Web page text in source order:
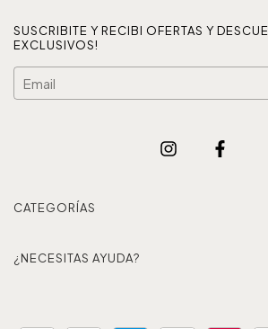
SUSCRIBITE Y RECIBI OFERTAS Y
EXCLUSIVOS!
CATEGORÍAS
¿NECESITAS AYUDA?